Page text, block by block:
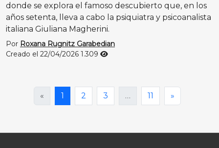
donde se explora el famoso descubierto que, en los
años setenta, lleva a cabo la psiquiatra y psicoanalista
italiana Giuliana Magherini.
Por Roxana Rugnitz Garabedian
Creado el 22/04/2026 1.309
« 1 2 3 … 11 »